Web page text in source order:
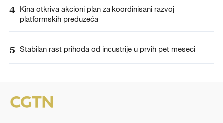
4 Kina otkriva akcioni plan za koordinisani razvoj
platformskih preduzeća
5 Stabilan rast prihoda od industrije u prvih pet meseci